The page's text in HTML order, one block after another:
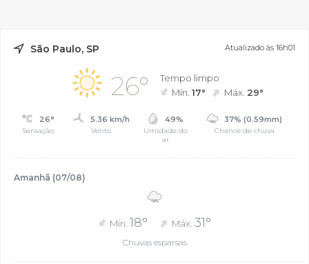
São Paulo, SP Atualizado às 16h01
26°
Tempo limpo
Mín.17° Máx. 29°
26°
Sensação
5.36 km/h
Vento
49%
Umidade do
ar
37% (0.59mm)
Chance de chuva
Amanhã (07/08)
Mín. 18° Máx. 31°
Chuvas esparsas